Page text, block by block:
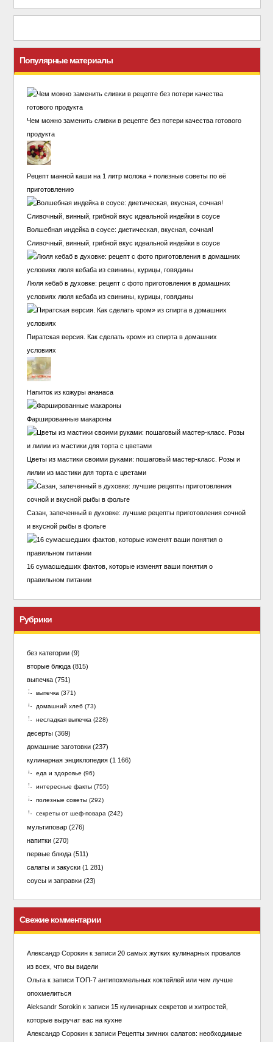
Популярные материалы
Чем можно заменить сливки в рецепте без потери качества готового
продукта
Рецепт манной каши на 1 литр молока + полезные советы по её
приготовлению
Волшебная индейка в соусе: диетическая, вкусная, сочная!
Сливочный, винный, грибной вкус идеальной индейки в соусе
Люля кебаб в духовке: рецепт с фото приготовления в домашних
условиях люля кебаба из свинины, курицы, говядины
Пиратская версия. Как сделать «ром» из спирта в домашних
условиях
Напиток из кожуры ананаса
Фаршированные макароны
Цветы из мастики своими руками: пошаговый мастер-класс. Розы и
лилии из мастики для торта с цветами
Сазан, запеченный в духовке: лучшие рецепты приготовления сочной
и вкусной рыбы в фольге
16 сумасшедших фактов, которые изменят ваши понятия о
правильном питании
Рубрики
без категории(9)
вторые блюда(815)
выпечка(751)
выпечка (371)
домашний хлеб(73)
несладкая выпечка (228)
десерты(369)
домашние заготовки(237)
кулинарная энциклопедия(1 166)
еда и здоровье (96)
интересные факты(755)
полезные советы(292)
секреты от шеф-повара (242)
мультиповар(276)
напитки(270)
первые блюда(511)
салаты и закуски(1 281)
соусы и заправки(23)
Свежие комментарии
Александр Сорокинк записи 20 самых жутких кулинарных провалов
из всех, что вы видели
Ольгак записи ТОП-7 антипохмельных коктейлей или чем лучше
опохмелиться
Aleksandr Sorokinк записи 15 кулинарных секретов и хитростей,
которые выручат вас на кухне
Александр Сорокинк записи Рецепты зимних салатов: необходимые